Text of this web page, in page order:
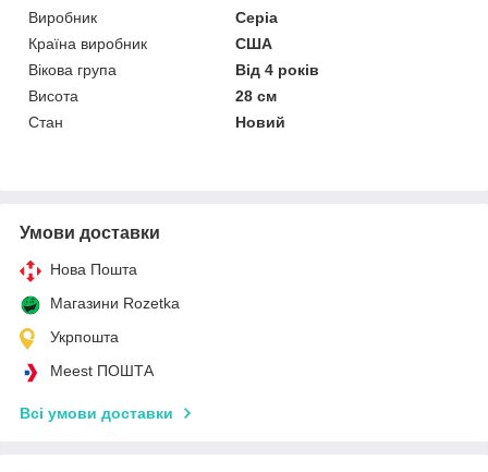
Виробник
Cepia
Країна виробник
США
Вікова група
Від 4 років
Висота
28 см
Стан
Новий
Умови доставки
Нова Пошта
Магазини Rozetka
Укрпошта
Meest ПОШТА
Всі умови доставки